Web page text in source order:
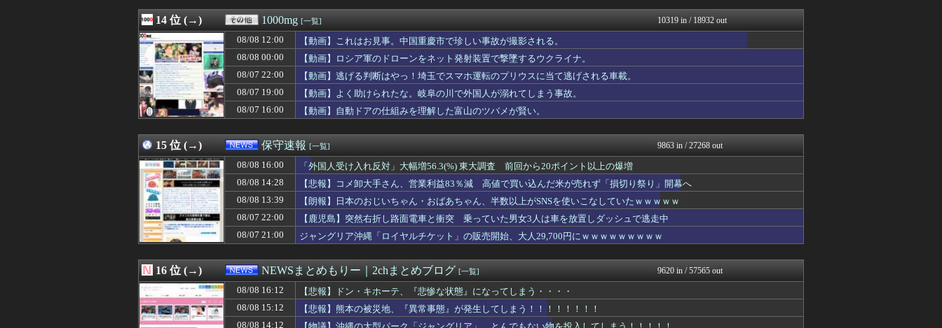
08/08 15:00
【ラブライブ！】身長57m体重550tのぼく、セガラッキーくじのA賞が着れず咽...
コンテンツ・声優 | ラブ...
08/08 15:00
パチンコ屋の「大量の人を適切に並ばせたりして裁く能力」←これガチで凄いよなｗｗ...
パチンコ・パチスロ.com
08/08 15:00
【画像】新聞さん、壮大な縦読みを仕込んでしまう・・・
【2ch】ニュー速クオリテ...
08/08 15:00
家系ラーメンにチャーシューとキャベツをトッピングして食べるのが好き
08/08 15:00
【FGO】アズライールはお迎えした方がいいのか教えてクレメンス。アサシン単体最...
08/08 15:00
Ａちゃんママは遊園地や水族館が大嫌い。夏休みのお出かけ先はおばあちゃんちだけ。...
すまいる(^-^)ぶろぐ
08/08 15:00
【遊戯王情報】「Yu-Gi-Oh! WORLD CHAMPIONSHIP 20...
スターライト速報 -遊戯王...
08/08 15:00
論争になった「ディスク販売終了」、カプコンの回答と衝撃の詳細がコチラ・・・「え...
08/08 15:00
ウガンダサッカー界に衝撃 若き主将が死去 携帯電話強盗に抵抗した末に石で滅多打...
08/08 15:00
名古屋←なに思い浮かべた？
竜速（りゅうそく）
08/08 15:00
モバP「引っ越ししたらまゆがいた」 えすえすログ
14 位 (→) 1000mg [一覧] 10319 in / 18932 out
08/08 12:00
【動画】これはお見事。中国重慶市で珍しい事故が撮影される。
08/08 00:00
【動画】ロシア軍のドローンをネット発射装置で撃墜するウクライナ。
08/07 22:00
【動画】逃げる判断はやっ！埼玉でスマホ運転のプリウスに当て逃げされる車載。
08/07 19:00
【動画】よく助けられたな。岐阜の川で外国人が溺れてしまう事故。
08/07 16:00
【動画】自動ドアの仕組みを理解した富山のツバメが賢い。
15 位 (→) 保守速報 [一覧] 9863 in / 27268 out
08/08 16:00
「外国人受け入れ反対」大幅増56.3(%) 東大調査 前回から20ポイント以上の爆増
08/08 14:28
【悲報】コメ卸大手さん、営業利益83％減 高値で買い込んだ米が売れず「損切り祭り」開幕へ
08/08 13:39
【朗報】日本のおじいちゃん・おばあちゃん、半数以上がSNSを使いこなしていたｗｗｗｗｗ
08/07 22:00
【鹿児島】突然右折し路面電車と衝突 乗っていた男女3人は車を放置しダッシュで逃走中
08/07 21:00
ジャングリア沖縄「ロイヤルチケット」の販売開始、大人29,700円にｗｗｗｗｗｗｗｗｗ
16 位 (→) NEWSまとめもりー｜2chまとめブログ [一覧] 9620 in / 57565 out
08/08 16:12
【悲報】ドン・キホーテ、『悲惨な状態』になってしまう・・・・
08/08 15:12
【悲報】熊本の被災地、『異常事態』が発生してしまう！！！！！！！！
08/08 14:12